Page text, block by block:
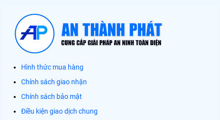
Hình thức mua hàng
Chính sách giao nhận
Chính sách bảo mật
Điều kiện giao dịch chung